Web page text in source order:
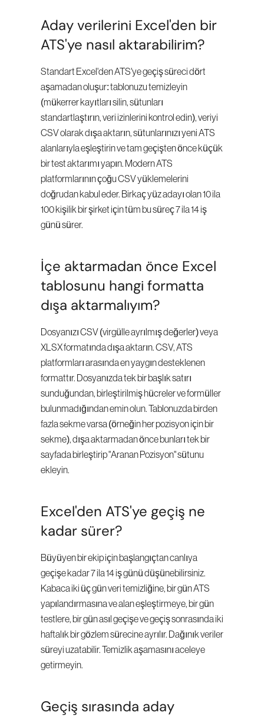
Aday verilerini Excel'den bir
ATS'ye nasıl aktarabilirim?
Standart Excel'den ATS'ye geçiş süreci dört
aşamadan oluşur: tablonuzu temizleyin
(mükerrer kayıtları silin, sütunları
standartlaştırın, veri izinlerini kontrol edin), veriyi
CSV olarak dışa aktarın, sütunlarınızı yeni ATS
alanlarıyla eşleştirin ve tam geçişten önce küçük
bir test aktarımı yapın. Modern ATS
platformlarının çoğu CSV yüklemelerini
doğrudan kabul eder. Birkaç yüz adayı olan 10 ila
100 kişilik bir şirket için tüm bu süreç 7 ila 14 iş
günü sürer.
İçe aktarmadan önce Excel
tablosunu hangi formatta
dışa aktarmalıyım?
Dosyanızı CSV (virgülle ayrılmış değerler) veya
XLSX formatında dışa aktarın. CSV, ATS
platformları arasında en yaygın desteklenen
formattır. Dosyanızda tek bir başlık satırı
sunduğundan, birleştirilmiş hücreler ve formüller
bulunmadığından emin olun. Tablonuzda birden
fazla sekme varsa (örneğin her pozisyon için bir
sekme), dışa aktarmadan önce bunları tek bir
sayfada birleştirip "Aranan Pozisyon" sütunu
ekleyin.
Excel'den ATS'ye geçiş ne
kadar sürer?
Büyüyen bir ekip için başlangıçtan canlıya
geçişe kadar 7 ila 14 iş günü düşünebilirsiniz.
Kabaca iki üç gün veri temizliğine, bir gün ATS
yapılandırmasına ve alan eşleştirmeye, bir gün
testlere, bir gün asıl geçişe ve geçiş sonrasında iki
haftalık bir gözlem sürecine ayrılır. Dağınık veriler
süreyi uzatabilir. Temizlik aşamasını aceleye
getirmeyin.
Geçiş sırasında aday